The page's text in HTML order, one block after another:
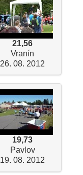
21,56
Vranín
26. 08. 2012
19,73
Pavlov
19. 08. 2012